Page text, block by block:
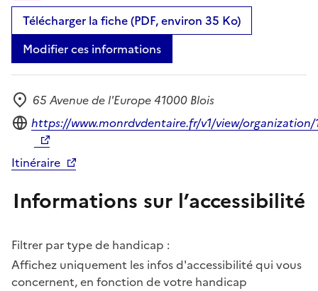
Télécharger la fiche (PDF, environ 35 Ko)
Modifier ces informations
Adresse
65 Avenue de l'Europe 41000 Blois
Site internet
https://www.monrdvdentaire.fr/v1/view/
Itinéraire
Informations sur l’accessibilité
Filtrer par type de handicap :
Affichez uniquement les infos d'accessibilité qui vous
concernent, en fonction de votre handicap